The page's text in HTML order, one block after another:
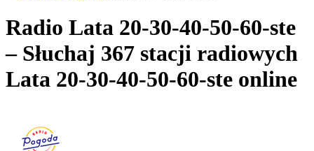
Radio Lata 20-30-40-50-60-ste
– Słuchaj 367 stacji radiowych
Lata 20-30-40-50-60-ste online